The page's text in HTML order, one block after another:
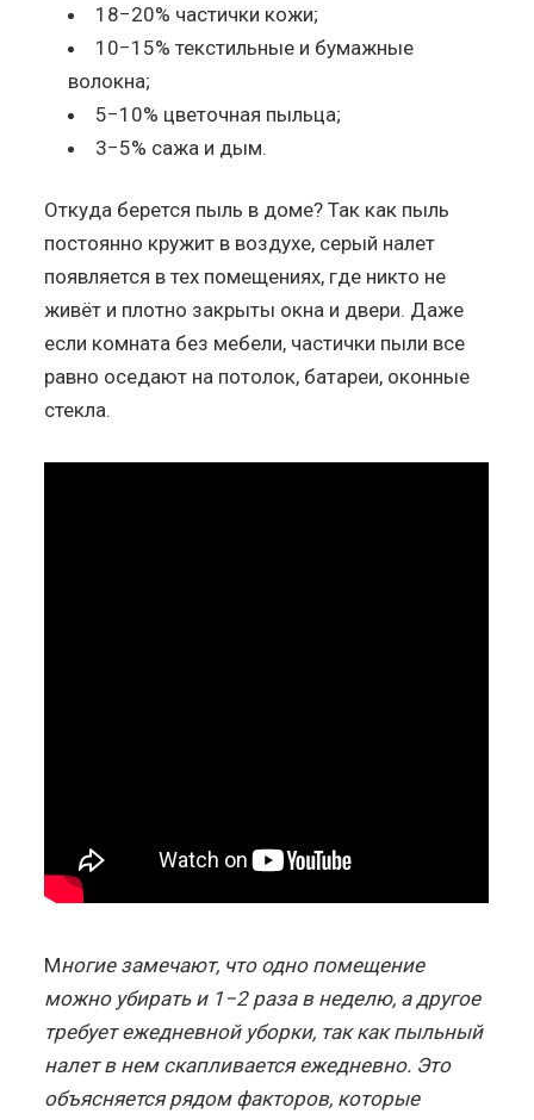
18−20% частички кожи;
10−15% текстильные и бумажные
волокна;
5−10% цветочная пыльца;
3−5% сажа и дым.
Откуда берется пыль в доме? Так как пыль
постоянно кружит в воздухе, серый налет
появляется в тех помещениях, где никто не
живёт и плотно закрыты окна и двери. Даже
если комната без мебели, частички пыли все
равно оседают на потолок, батареи, оконные
стекла.
Многие замечают, что одно помещение
можно убирать и 1−2 раза в неделю, а другое
требует ежедневной уборки, так как пыльный
налет в нем скапливается ежедневно. Это
объясняется рядом факторов, которые